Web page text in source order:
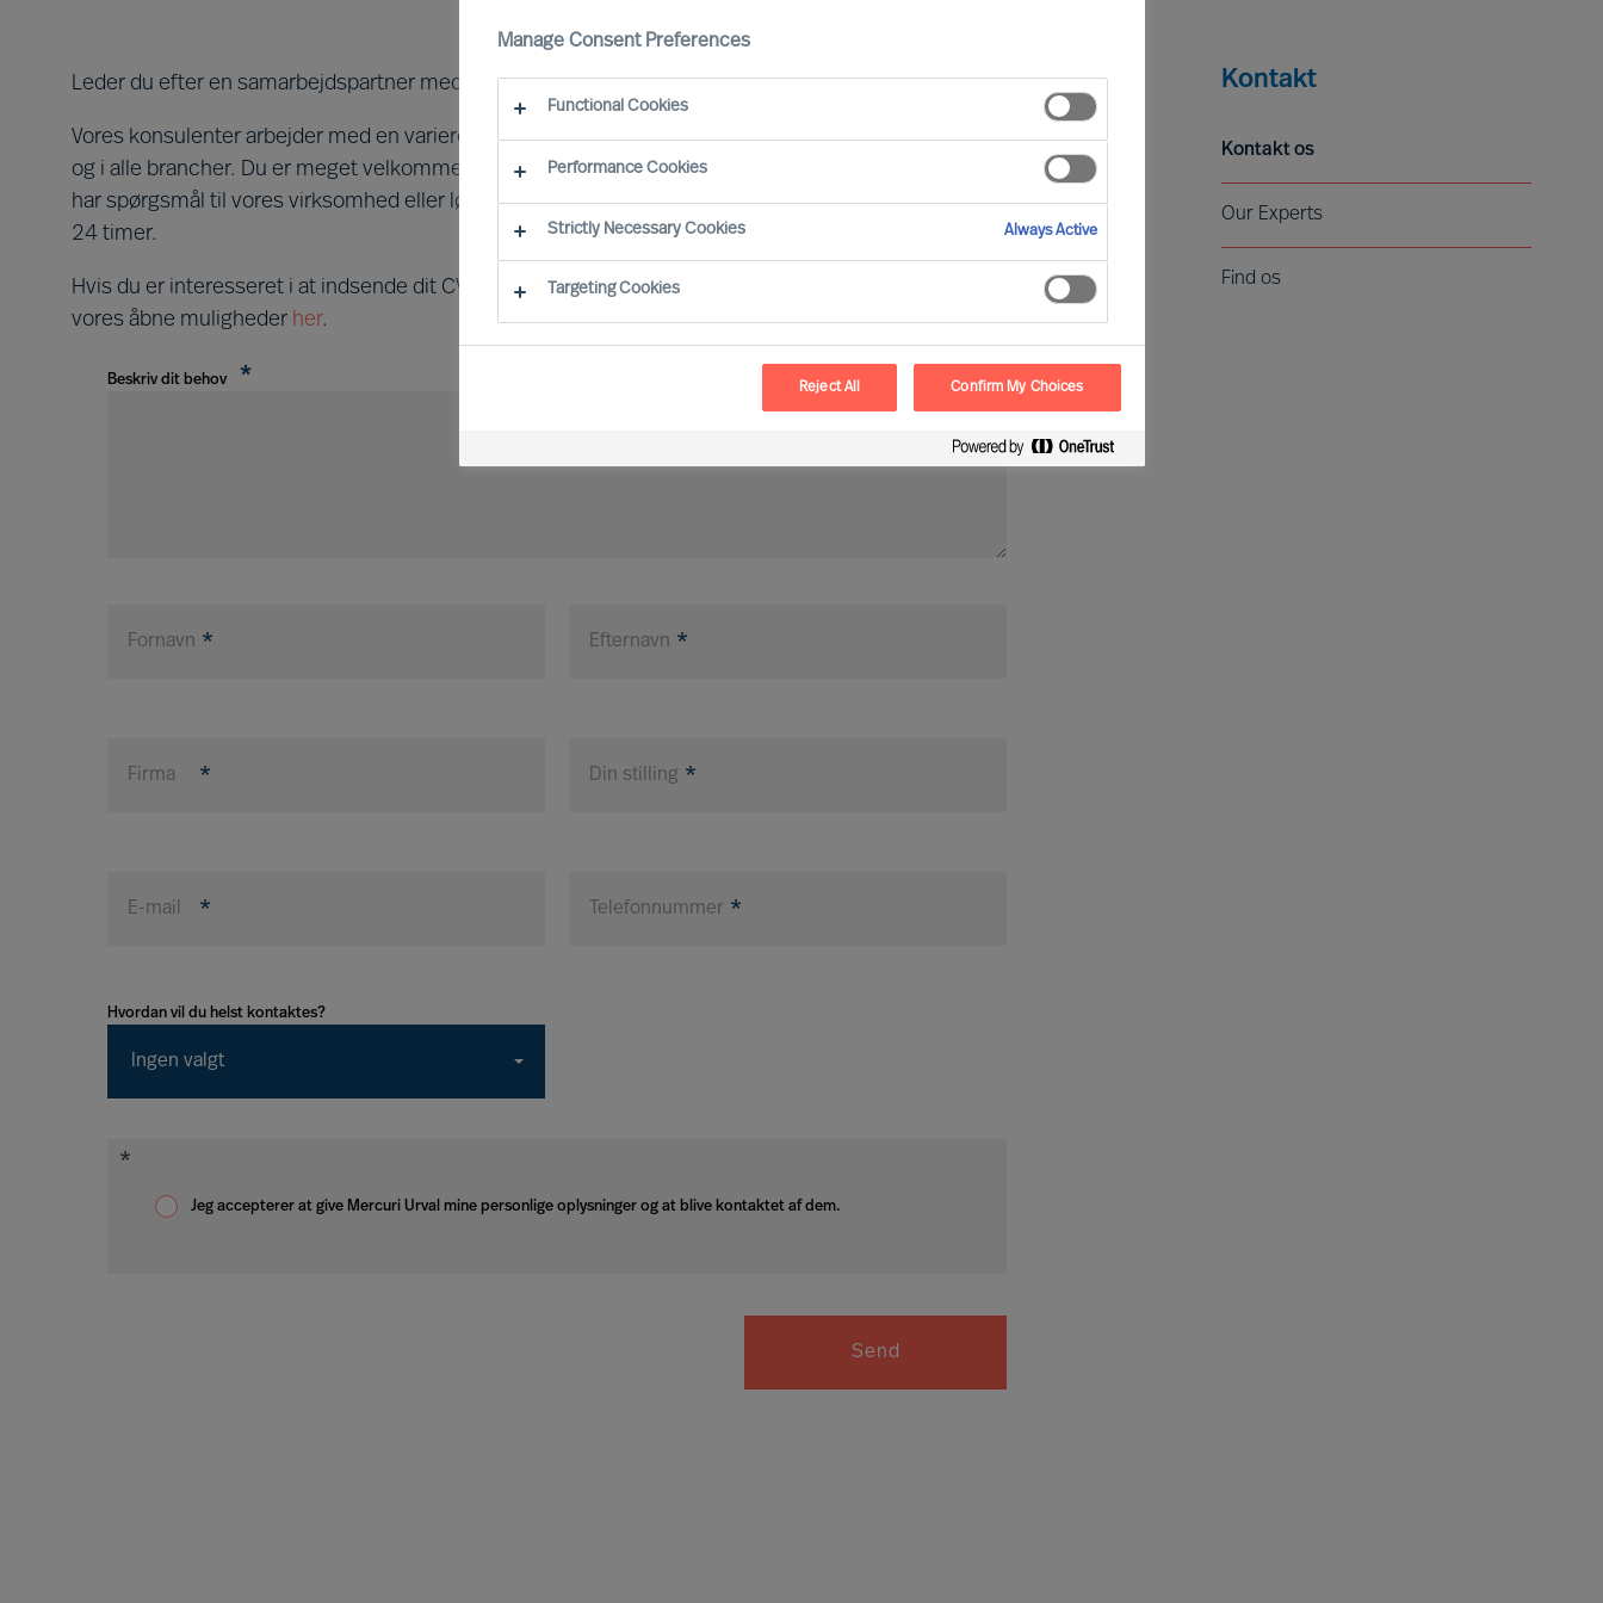
Leder du efter en samarbejdspartner med en enestående international tilstedeværelse og succesrate?
Vores konsulenter arbejder med en varieret kundeportefølje på lokalt, nationalt og internationalt niveau
og i alle brancher. Du er meget velkommen til at kontakte os, hvis du vil drøfte dine behov, eller hvis du
har spørgsmål til vores virksomhed eller løsninger. Vi stræber efter at besvare dit spørgsmål inden for
24 timer.
Hvis du er interesseret i at indsende dit CV, så tilslut dig vores Executive Network
vores åbne muligheder her.
Beskriv dit behov
Fornavn Efternavn
Firma Din stilling
E-mail Telefonnummer
Hvordan vil du helst kontaktes?
Ingen valgt
Jeg accepterer at give Mercuri Urval mine personlige oplysninger og at blive kontaktet af dem.
Send
Kontakt
Kontakt os
Our Experts
Find os
Manage Consent Preferences
Functional Cookies
Performance Cookies
Strictly Necessary Cookies Always Active
Targeting Cookies
Reject All Confirm My Choices